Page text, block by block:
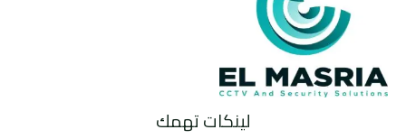
لينكات تهمك